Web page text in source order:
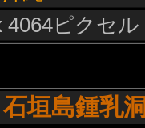
4064ピクセル
垣島鍾乳洞